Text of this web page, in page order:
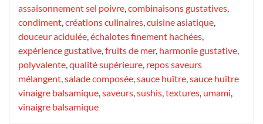
assaisonnement sel poivre,combinaisons gustatives,
condiment,créations culinaires,cuisine asiatique,
douceur acidulée,échalotes finement hachées,
expérience gustative,fruits de mer, harmonie gustative,
polyvalente,qualité supérieure, repos saveurs
mélangent,salade composée,sauce huître,sauce huître
vinaigre balsamique,saveurs,sushis,textures, umami,
vinaigre balsamique